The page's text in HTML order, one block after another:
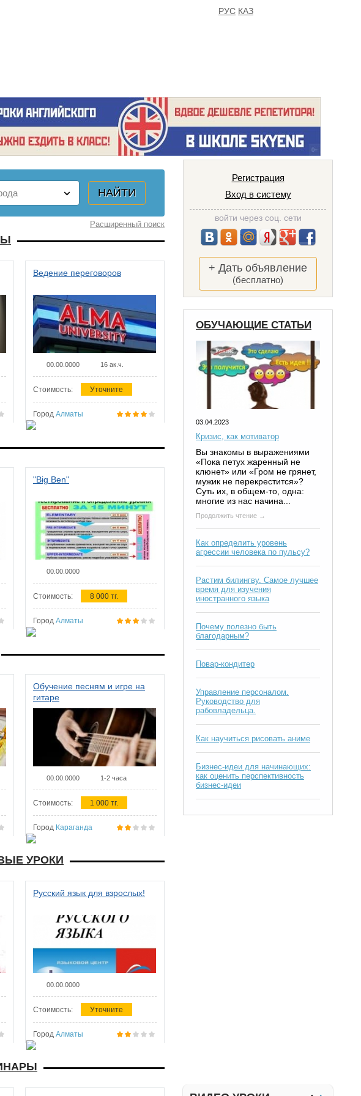
РУС КАЗ
Расширенный поиск
Ведение переговоров
00.00.0000 16 ак.ч.
Стоимость: Уточните
Город Алматы
"Big Ben"
00.00.0000
Стоимость: 8 000 тг.
Город Алматы
Обучение песням и игре на
гитаре
00.00.0000 1-2 часа
Стоимость: 1 000 тг.
Город Караганда
УРОКИ
Русский язык для взрослых!
00.00.0000
Стоимость: Уточните
Город Алматы
Регистрация
Вход в систему
войти через соц. сети
+ Дать объявление
(бесплатно)
ОБУЧАЮЩИЕ СТАТЬИ
03.04.2023
Кризис, как мотиватор
Вы знакомы в выражениями
«Пока петух жаренный не
клюнет» или «Гром не грянет,
мужик не перекрестится»?
Суть их, в общем-то, одна:
многие из нас начина...
Продолжить чтение →
Как определить уровень
агрессии человека по пульсу?
Растим билингву. Самое лучшее
время для изучения
иностранного языка
Почему полезно быть
благодарным?
Повар-кондитер
Управление персоналом.
Руководство для
рабовладельца.
Как научиться рисовать аниме
Бизнес-идеи для начинающих:
как оценить перспективность
бизнес-идеи